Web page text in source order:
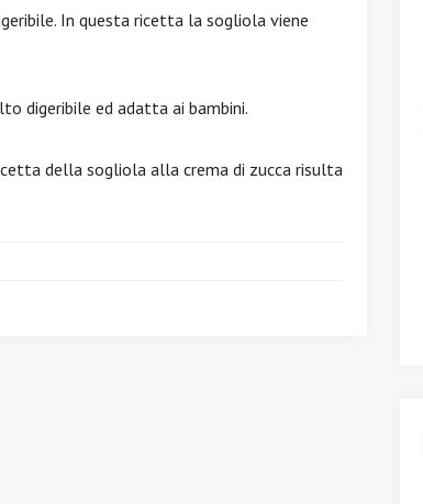
In questa ricetta la sogliola viene
digeribile ed adatta ai bambini.
della sogliola alla crema di zucca risulta